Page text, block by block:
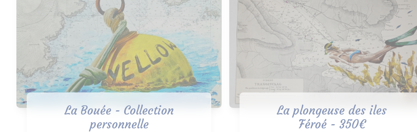
La Bouée - Collection
personnelle
La plongeuse des iles
Féroé - 350€